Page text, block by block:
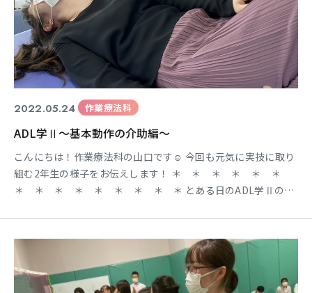
2022.05.24 作業療法科
ADL学Ⅱ～基本動作の介助編～
こんにちは！作業療法科の山口です☺ 今回も元気に実技に取り
組む2年生の様子をお伝えします！ ＊ ＊ ＊ ＊ ＊ ＊
＊ ＊ ＊ ＊ ＊ ＊ ＊ ＊ ＊ とある日のADL学Ⅱの講
に身体を動かしながら確認していきました！ 1年次のADL学Ⅰ
でも基本動作の介助体験を行いますが 2年生ということで、よ
りテクニカルなお話も多く、 対象者の方だけでは